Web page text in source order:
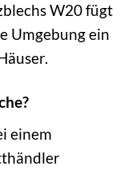
W20 fügt
Umgebung ein
einem